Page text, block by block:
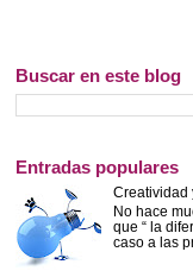
Buscar en este blog
Entradas populares
Creatividad
No hace
que “ la
caso a las